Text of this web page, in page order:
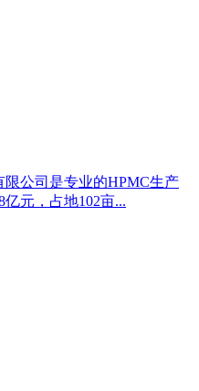
公司是专业的HPMC生产
元，占地102亩...